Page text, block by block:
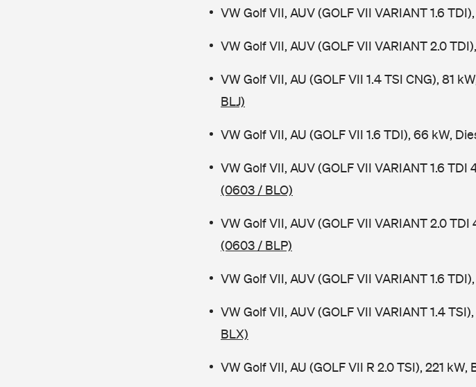
VW Golf VII, AUV (GOLF VII VARIANT 1.6
VW Golf VII, AUV (GOLF VII VARIANT 2.0
VW Golf VII, AU (GOLF VII 1.4 TSI CNG), 81
BLJ)
VW Golf VII, AU (GOLF VII 1.6 TDI), 66 kW,
VW Golf VII, AUV (GOLF VII VARIANT 1.6
(0603 / BLO)
VW Golf VII, AUV (GOLF VII VARIANT 2.0
(0603 / BLP)
VW Golf VII, AUV (GOLF VII VARIANT 1.6
VW Golf VII, AUV (GOLF VII VARIANT 1.4
BLX)
VW Golf VII, AU (GOLF VII R 2.0 TSI), 221